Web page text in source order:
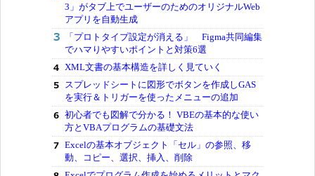
3」がタブ上でユーザーのためのオリジナルWeb
アプリを自動生成
「プロトタイプ設定が消える」 Figma共同編集
でハマりやすいポイントと対策6選
XML文書の基本構造を詳しく見ていく
スプレッドシートに図形でボタンを作成しGAS
を実行＆トリガーを使ったメニューの追加
初心者でも図解で分かる！ VBEの基本的な使い
方とVBAプログラムの基礎文法
Excelの基本オブジェクト「セル」の参照、移
動、コピー、選択、挿入、削除